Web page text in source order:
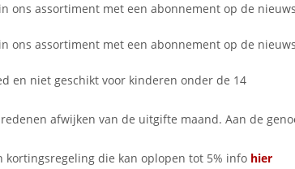
ons assortiment met een abonnement op de
ons assortiment met een abonnement op de
en niet geschikt voor kinderen onder de 14
afwijken van de uitgifte maand. Aan de
kortingsregeling die kan oplopen tot 5% info hier